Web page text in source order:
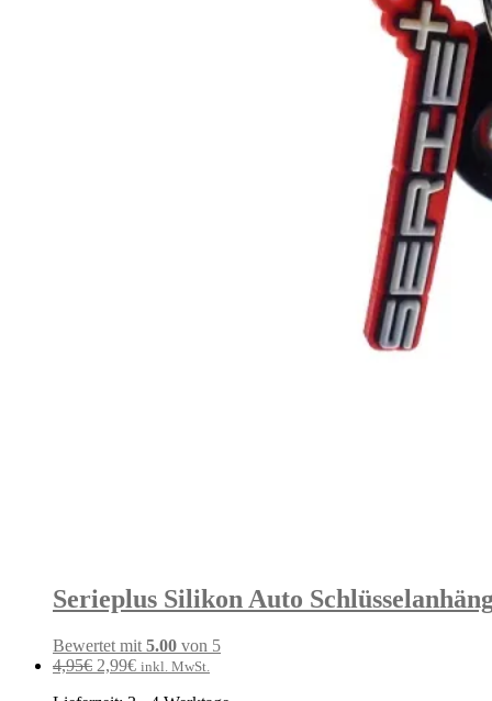
Serieplus Silikon Auto
Bewertet mit 5.00 von 5
4,95€ Ursprünglicher
2,99€Aktueller
inkl. MwSt.